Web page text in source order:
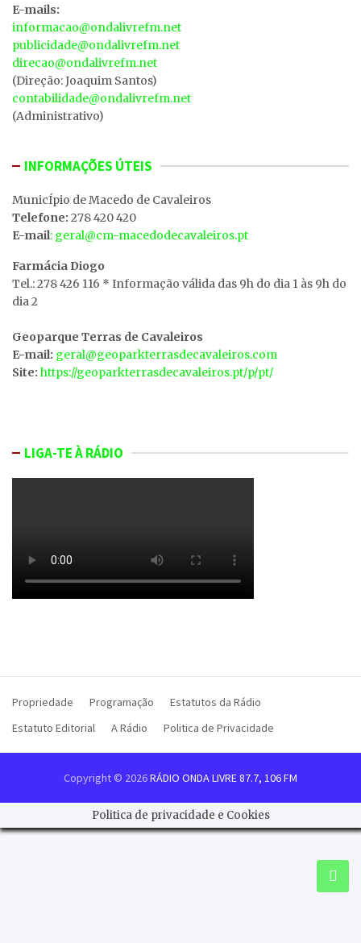
E-mails:
informacao@ondalivrefm.net
publicidade@ondalivrefm.net
direcao@ondalivrefm.net
(Direção: Joaquim Santos)
contabilidade@ondalivrefm.net
(Administrativo)
INFORMAÇÕES ÚTEIS
MunicÍpio de Macedo de Cavaleiros
Telefone: 278 420 420
E-mail: geral@cm-macedodecavaleiros.pt
Farmácia Diogo
Tel.: 278 426 116 * Informação válida das 9h do dia 1 às 9h do
dia 2
Geoparque Terras de Cavaleiros
E-mail: geral@geoparkterrasdecavaleiros.com
Site: https://geoparkterrasdecavaleiros.pt/p/pt/
LIGA-TE À RÁDIO
Propriedade Programação
Estatutos da Rádio
Estatuto Editorial
A Rádio Politica de Privacidade
Copyright © 2026RÁDIO ONDA LIVRE 87.7, 106 FM
Politica de privacidade e Cookies